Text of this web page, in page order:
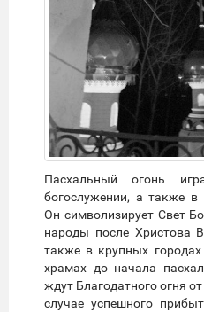
Пасхальный огонь
богослужении, а также в
Он символизирует Свет
народы после Христова
также в крупных
храмах до начала
ждут Благодатного огня
случае успешного